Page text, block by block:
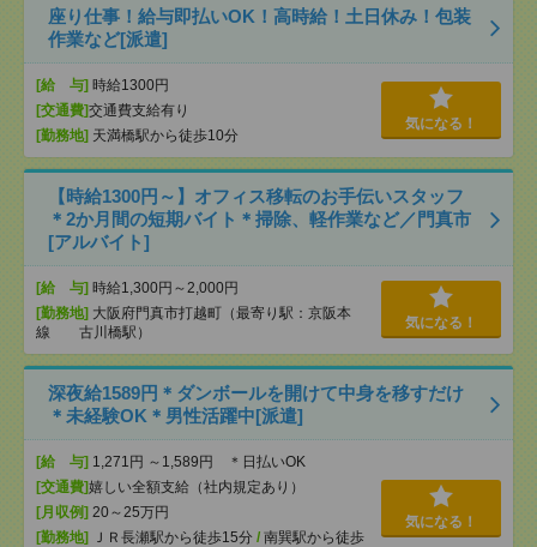
座り仕事！給与即払いOK！高時給！土日休み！包装
作業など[派遣]
[給 与] 時給1300円
[交通費]交通費支給有り
[勤務地] 天満橋駅から徒歩10分
気になる！
【時給1300円～】オフィス移転のお手伝いスタッフ
＊2か月間の短期バイト＊掃除、軽作業など／門真市
[アルバイト]
[給 与] 時給1,300円～2,000円
[勤務地] 大阪府門真市打越町（最寄り駅：京阪本
線 古川橋駅）
気になる！
深夜給1589円＊ダンボールを開けて中身を移すだけ
＊未経験OK＊男性活躍中[派遣]
[給 与] 1,271円 ～1,589円 ＊日払いOK
[交通費]嬉しい全額支給（社内規定あり）
[月収例] 20～25万円
[勤務地]
ＪＲ長瀬駅から徒歩15分 / 南巽駅から徒歩
気になる！